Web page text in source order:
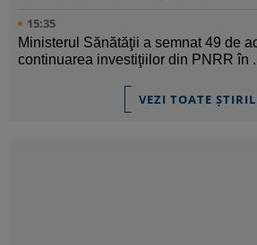
15:35
Ministerul Sănătăţii a semnat 49 de
continuarea investiţiilor din PNRR în
VEZI TOATE